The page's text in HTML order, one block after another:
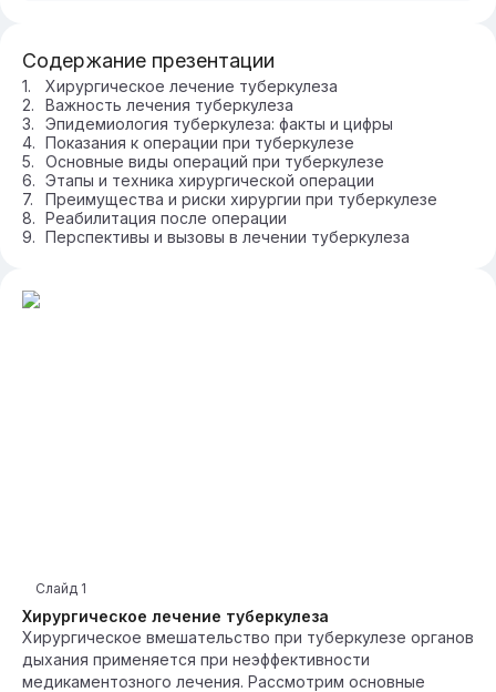
Содержание презентации
Хирургическое лечение туберкулеза
Важность лечения туберкулеза
Эпидемиология туберкулеза: факты и цифры
Показания к операции при туберкулезе
Основные виды операций при туберкулезе
Этапы и техника хирургической операции
Преимущества и риски хирургии при туберкулезе
Реабилитация после операции
Перспективы и вызовы в лечении туберкулеза
Хирургическое лечение туберкулеза
Слайд 1
Хирургическое вмешательство при туберкулезе органов
дыхания применяется при неэффективности
медикаментозного лечения. Рассмотрим основные